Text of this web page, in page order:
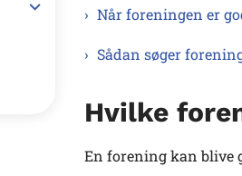
Når foreningen er
Sådan søger
Hvilke
En forening kan blive